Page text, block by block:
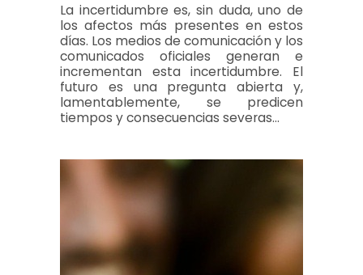
La incertidumbre es, sin duda, uno de
los afectos más presentes en estos
días. Los medios de comunicación y los
comunicados oficiales generan e
incrementan esta incertidumbre. El
futuro es una pregunta abierta y,
lamentablemente, se predicen
tiempos y consecuencias severas…